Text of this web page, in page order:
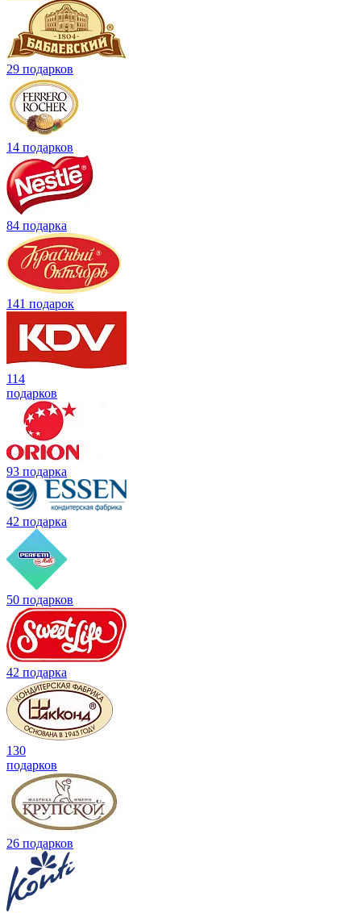
29 подарков
14 подарков
84 подарка
141 подарок
114
подарков
93 подарка
42 подарка
50 подарков
42 подарка
130
подарков
26 подарков